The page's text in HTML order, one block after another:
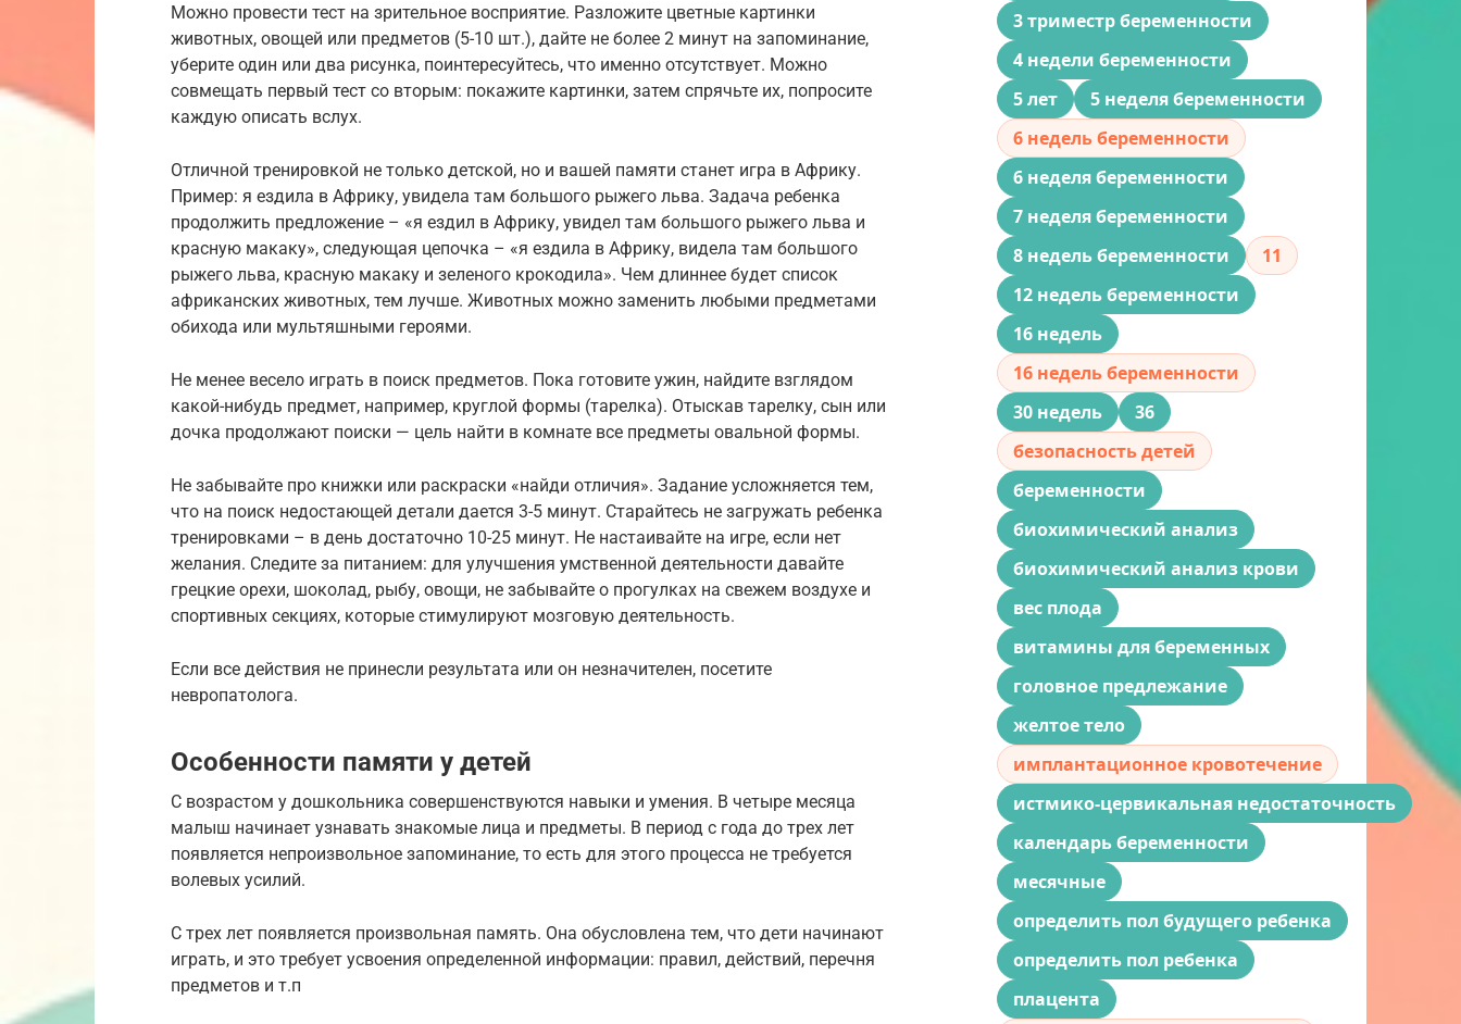
Можно провести тест на зрительное восприятие. Разложите цветные картинки
животных, овощей или предметов (5-10 шт.), дайте не более 2 минут на запоминание,
уберите один или два рисунка, поинтересуйтесь, что именно отсутствует. Можно
совмещать первый тест со вторым: покажите картинки, затем спрячьте их, попросите
каждую описать вслух.
Отличной тренировкой не только детской, но и вашей памяти станет игра в Африку.
Пример: я ездила в Африку, увидела там большого рыжего льва. Задача ребенка
продолжить предложение – «я ездил в Африку, увидел там большого рыжего льва и
красную макаку», следующая цепочка – «я ездила в Африку, видела там большого
рыжего льва, красную макаку и зеленого крокодила». Чем длиннее будет список
африканских животных, тем лучше. Животных можно заменить любыми предметами
обихода или мультяшными героями.
Не менее весело играть в поиск предметов. Пока готовите ужин, найдите взглядом
какой-нибудь предмет, например, круглой формы (тарелка). Отыскав тарелку, сын или
дочка продолжают поиски — цель найти в комнате все предметы овальной формы.
Не забывайте про книжки или раскраски «найди отличия». Задание усложняется тем,
что на поиск недостающей детали дается 3-5 минут. Старайтесь не загружать ребенка
тренировками – в день достаточно 10-25 минут. Не настаивайте на игре, если нет
желания. Следите за питанием: для улучшения умственной деятельности давайте
грецкие орехи, шоколад, рыбу, овощи, не забывайте о прогулках на свежем воздухе и
спортивных секциях, которые стимулируют мозговую деятельность.
Если все действия не принесли результата или он незначителен, посетите
невропатолога.
Особенности памяти у детей
С возрастом у дошкольника совершенствуются навыки и умения. В четыре месяца
малыш начинает узнавать знакомые лица и предметы. В период с года до трех лет
появляется непроизвольное запоминание, то есть для этого процесса не требуется
волевых усилий.
С трех лет появляется произвольная память. Она обусловлена тем, что дети начинают
играть, и это требует усвоения определенной информации: правил, действий, перечня
предметов и т.п
3 триместр беременности
4 недели беременности
5 лет
5 неделя беременности
6 недель беременности
6 неделя беременности
7 неделя беременности
8 недель беременности
11
12 недель беременности
16 недель
16 недель беременности
30 недель
36
безопасность детей
беременности
биохимический анализ
биохимический анализ крови
вес плода
витамины для беременных
головное предлежание
желтое тело
имплантационное кровотечение
истмико-цервикальная недостаточность
календарь беременности
месячные
определить пол будущего ребенка
определить пол ребенка
плацента